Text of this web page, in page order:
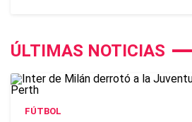
ÚLTIMAS NOTICIAS
FÚTBOL